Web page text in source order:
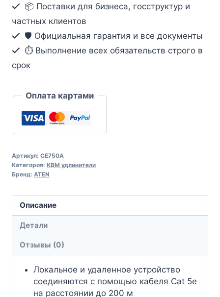
Cat
5
(1280x1024@200м)
📦 Поставки для бизнеса, госструктур и
частных клиентов
🛡️ Официальная гарантия и все документы
⏱ Выполнение всех обязательств строго в
срок
Оплата картами
Артикул: CE750A
Категория: КВМ удлинители
Бренд: ATEN
Описание
Детали
Отзывы (0)
Локальное и удаленное устройство
соединяются с помощью кабеля Cat 5e
на расстоянии до 200 м